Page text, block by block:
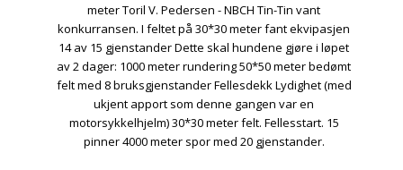
meter Toril V. Pedersen - NBCH Tin-Tin vant
konkurransen. I feltet på 30*30 meter fant ekvipasjen
14 av 15 gjenstander Dette skal hundene gjøre i løpet
av 2 dager: 1000 meter rundering 50*50 meter bedømt
felt med 8 bruksgjenstander Fellesdekk Lydighet (med
ukjent apport som denne gangen var en
motorsykkelhjelm) 30*30 meter felt. Fellesstart. 15
pinner 4000 meter spor med 20 gjenstander.